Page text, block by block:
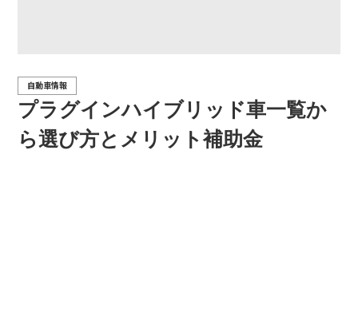
プラグインハイブリッド車一覧か
ら選び方とメリット補助金
自動車情報